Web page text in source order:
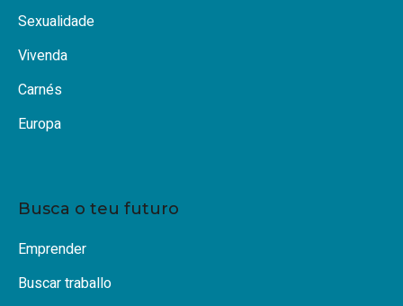
Sexualidade
Vivenda
Carnés
Europa
Busca o teu futuro
Emprender
Buscar traballo